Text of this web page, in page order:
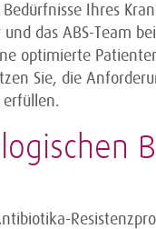
Ihres
das ABS-Team
optimierte
Sie, die
erfüllen.